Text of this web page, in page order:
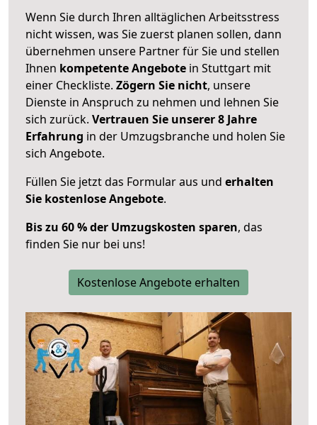
Wenn Sie durch Ihren alltäglichen Arbeitsstress
nicht wissen, was Sie zuerst planen sollen, dann
übernehmen unsere Partner für Sie und stellen
Ihnen kompetente Angebote in Stuttgart mit
einer Checkliste. Zögern Sie nicht, unsere
Dienste in Anspruch zu nehmen und lehnen Sie
sich zurück. Vertrauen Sie unserer 8 Jahre
Erfahrung in der Umzugsbranche und holen Sie
sich Angebote.
Füllen Sie jetzt das Formular aus und erhalten
Sie kostenlose Angebote.
Bis zu 60 % der Umzugskosten sparen, das
finden Sie nur bei uns!
Kostenlose Angebote erhalten